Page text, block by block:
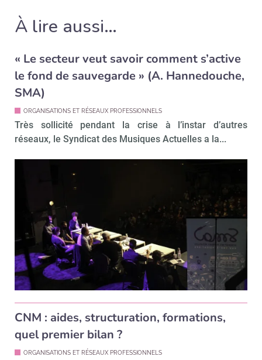
À lire aussi…
« Le secteur veut savoir comment s’active
le fond de sauvegarde » (A. Hannedouche,
SMA)
ORGANISATIONS ET RÉSEAUX PROFESSIONNELS
Très sollicité pendant la crise à l’instar d’autres
réseaux, le Syndicat des Musiques Actuelles a la...
CNM : aides, structuration, formations,
quel premier bilan ?
ORGANISATIONS ET RÉSEAUX PROFESSIONNELS